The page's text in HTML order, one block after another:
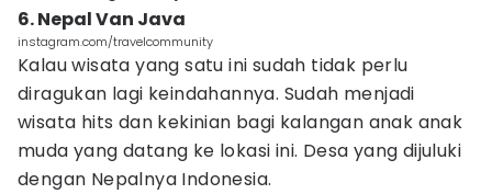
6. Nepal Van Java
instagram.com/travelcommunity
Kalau wisata yang satu ini sudah tidak perlu
diragukan lagi keindahannya. Sudah menjadi
wisata hits dan kekinian bagi kalangan anak anak
muda yang datang ke lokasi ini. Desa yang dijuluki
dengan Nepalnya Indonesia.